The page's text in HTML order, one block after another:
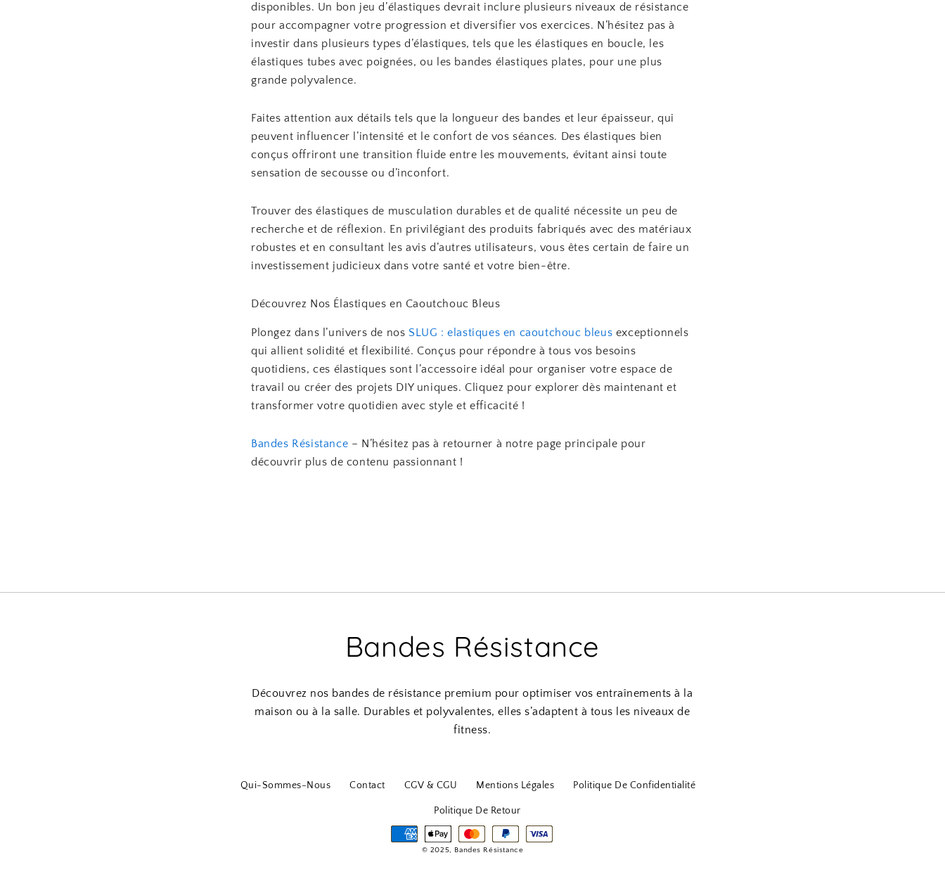
disponibles. Un bon jeu d’élastiques devrait inclure plusieurs niveaux de résistance
pour accompagner votre progression et diversifier vos exercices. N’hésitez pas à
investir dans plusieurs types d’élastiques, tels que les élastiques en boucle, les
élastiques tubes avec poignées, ou les bandes élastiques plates, pour une plus
grande polyvalence.
Faites attention aux détails tels que la longueur des bandes et leur épaisseur, qui
peuvent influencer l’intensité et le confort de vos séances. Des élastiques bien
conçus offriront une transition fluide entre les mouvements, évitant ainsi toute
sensation de secousse ou d’inconfort.
Trouver des élastiques de musculation durables et de qualité nécessite un peu de
recherche et de réflexion. En privilégiant des produits fabriqués avec des matériaux
robustes et en consultant les avis d’autres utilisateurs, vous êtes certain de faire un
investissement judicieux dans votre santé et votre bien-être.
Découvrez Nos Élastiques en Caoutchouc Bleus
Plongez dans l’univers de nos SLUG : elastiques en caoutchouc bleus exceptionnels
qui allient solidité et flexibilité. Conçus pour répondre à tous vos besoins
quotidiens, ces élastiques sont l’accessoire idéal pour organiser votre espace de
travail ou créer des projets DIY uniques. Cliquez pour explorer dès maintenant et
transformer votre quotidien avec style et efficacité !
Bandes Résistance – N’hésitez pas à retourner à notre page principale pour
découvrir plus de contenu passionnant !
Bandes Résistance
Découvrez nos bandes de résistance premium pour optimiser vos entraînements à la
maison ou à la salle. Durables et polyvalentes, elles s’adaptent à tous les niveaux de
fitness.
Qui-Sommes-Nous Contact CGV & CGU Mentions Légales Politique De Confidentialité
Politique De Retour
© 2025, Bandes Résistance